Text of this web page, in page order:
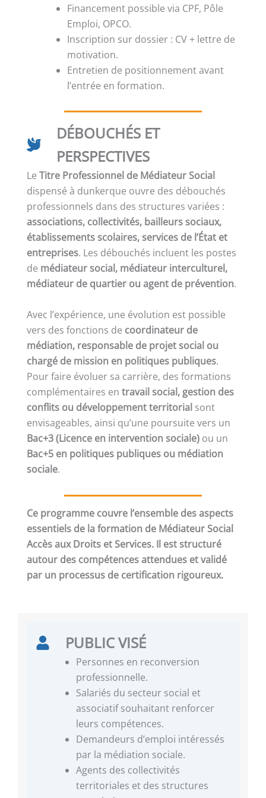
Financement possible via CPF, Pôle
Emploi, OPCO.
Inscription sur dossier : CV + lettre de
motivation.
Entretien de positionnement avant
l’entrée en formation.
DÉBOUCHÉS ET
PERSPECTIVES
Le Titre Professionnel de Médiateur Social
dispensé à dunkerque ouvre des débouchés
professionnels dans des structures variées :
associations, collectivités, bailleurs sociaux,
établissements scolaires, services de l’État et
entreprises. Les débouchés incluent les postes
de médiateur social, médiateur interculturel,
médiateur de quartier ou agent de prévention.
Avec l’expérience, une évolution est possible
vers des fonctions de coordinateur de
médiation, responsable de projet social ou
chargé de mission en politiques publiques.
Pour faire évoluer sa carrière, des formations
complémentaires en travail social, gestion des
conflits ou développement territorial sont
envisageables, ainsi qu’une poursuite vers un
Bac+3 (Licence en intervention sociale) ou un
Bac+5 en politiques publiques ou médiation
sociale.
Ce programme couvre l’ensemble des aspects
essentiels de la formation de Médiateur Social
Accès aux Droits et Services. Il est structuré
autour des compétences attendues et validé
par un processus de certification rigoureux.
PUBLIC VISÉ
Personnes en reconversion
professionnelle.
Salariés du secteur social et
associatif souhaitant renforcer
leurs compétences.
Demandeurs d’emploi intéressés
par la médiation sociale.
Agents des collectivités
territoriales et des structures